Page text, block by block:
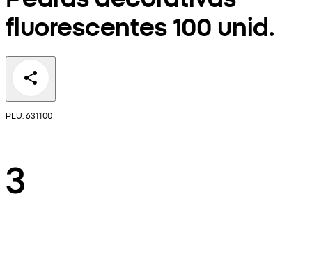
fluorescentes 100 unid.
PLU: 631100
3